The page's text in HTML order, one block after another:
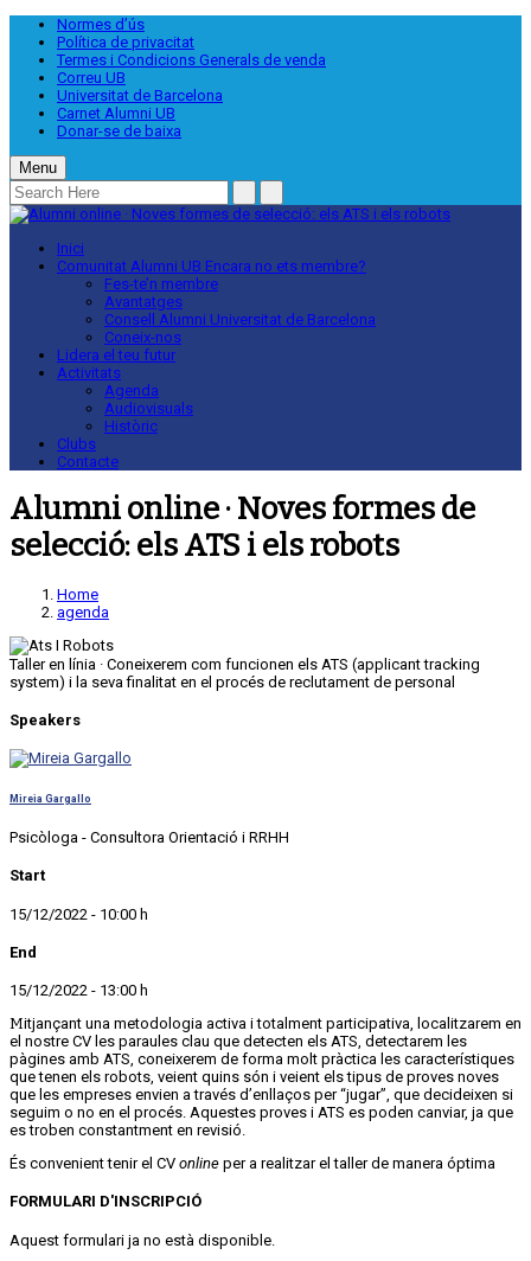
Normes d’ús
Política de privacitat
Termes i Condicions Generals de venda
Correu UB
Universitat de Barcelona
Carnet Alumni UB
Donar-se de baixa
Menu
Inici
Comunitat Alumni UB Encara no ets membre?
Fes-te’n membre
Avantatges
Consell Alumni Universitat de Barcelona
Coneix-nos
Lidera el teu futur
Activitats
Agenda
Audiovisuals
Històric
Clubs
Contacte
Alumni online · Noves formes de
selecció: els ATS i els robots
Home
agenda
Taller en línia · Coneixerem com funcionen els ATS (applicant tracking
system) i la seva finalitat en el procés de reclutament de personal
Speakers
Mireia Gargallo
Psicòloga - Consultora Orientació i RRHH
Start
15/12/2022 - 10:00 h
End
15/12/2022 - 13:00 h
Mitjançant una metodologia activa i totalment participativa, localitzarem en
el nostre CV les paraules clau que detecten els ATS, detectarem les
pàgines amb ATS, coneixerem de forma molt pràctica les característiques
que tenen els robots, veient quins són i veient els tipus de proves noves
que les empreses envien a través d’enllaços per “jugar”, que decideixen si
seguim o no en el procés. Aquestes proves i ATS es poden canviar, ja que
es troben constantment en revisió.
És convenient tenir el CV online per a realitzar el taller de manera óptima
FORMULARI D'INSCRIPCIÓ
Aquest formulari ja no està disponible.